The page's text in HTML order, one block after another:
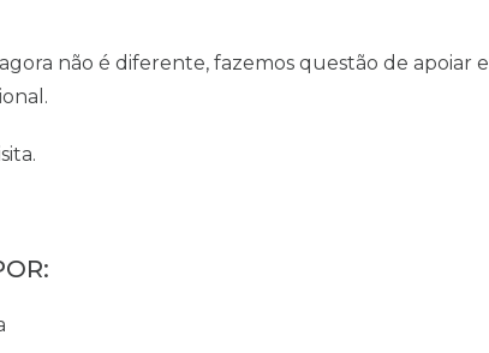
não é diferente, fazemos questão de apoiar e